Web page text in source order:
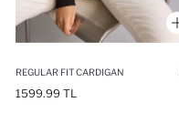
REGULAR FIT CARDIGAN
1599.99 TL